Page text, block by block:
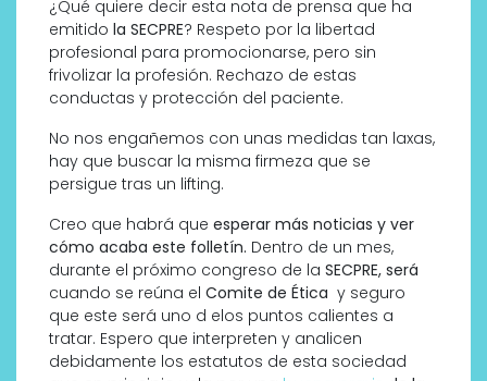
¿Qué quiere decir esta nota de prensa que ha
emitido la SECPRE? Respeto por la libertad
profesional para promocionarse, pero sin
frivolizar la profesión. Rechazo de estas
conductas y protección del paciente.
No nos engañemos con unas medidas tan laxas,
hay que buscar la misma firmeza que se
persigue tras un lifting.
Creo que habrá que esperar más noticias y ver
cómo acaba este folletín. Dentro de un mes,
durante el próximo congreso de la SECPRE, será
cuando se reúna el Comite de Ética y seguro
que este será uno d elos puntos calientes a
tratar. Espero que interpreten y analicen
debidamente los estatutos de esta sociedad